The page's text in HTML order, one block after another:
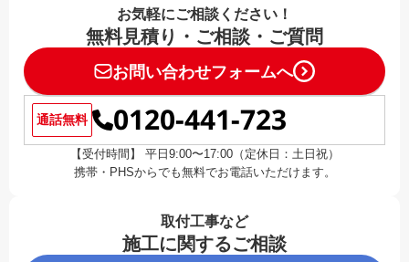
お気軽にご相談ください！
無料見積り・ご相談・ご質問
お問い合わせフォームへ
通話無料 0120-441-723
【受付時間】 平日9:00〜17:00（定休日：土日祝）
携帯・PHSからでも無料でお電話いただけます。
取付工事など
施工に関するご相談